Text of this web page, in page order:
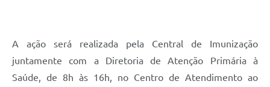
A ação será realizada pela Central de Imunização
juntamente com a Diretoria de Atenção Primária à
Saúde, de 8h às 16h, no Centro de Atendimento ao